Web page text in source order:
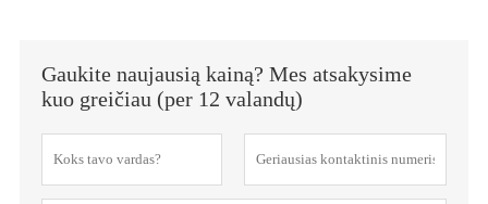
Gaukite naujausią kainą? Mes atsakysime
kuo greičiau (per 12 valandų)